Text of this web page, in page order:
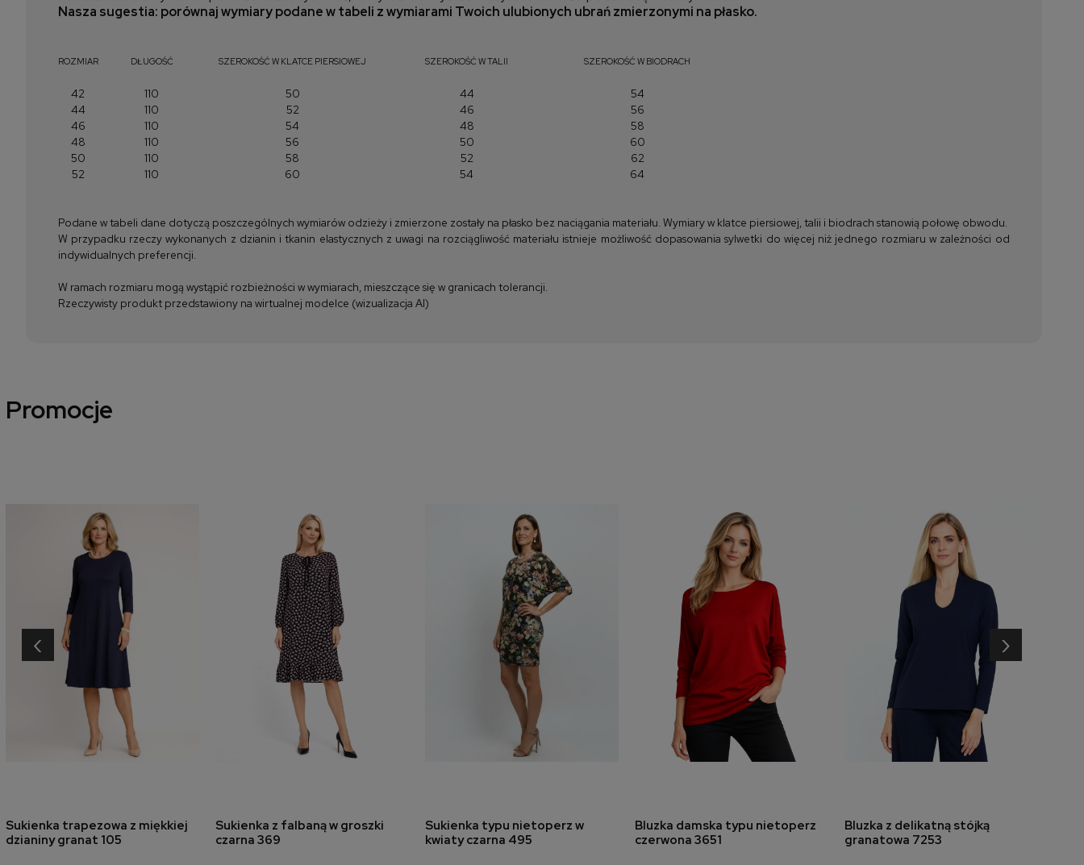
Nasza sugestia: porównaj wymiary podane w tabeli z wymiarami Twoich ulubionych ubrań zmierzonymi na płasko.
ROZMIAR DŁUGOŚĆ SZEROKOŚĆ W KLATCE PIERSIOWEJ SZEROKOŚĆ W TALII SZEROKOŚĆ W BIODRACH
42 110 50 44
54
44
110 52 46
56
46
110 54 48
58
48
110 56 50
60
50
110 58 52
62
52
110 60 54 64
Podane w tabeli dane dotyczą poszczególnych wymiarów odzieży i zmierzone zostały na płasko bez naciągania materiału. Wymiary w klatce piersiowej, talii i biodrach stanowią połowę obwodu.
W przypadku rzeczy wykonanych z dzianin i tkanin elastycznych z uwagi na rozciągliwość materiału istnieje możliwość dopasowania sylwetki do więcej niż jednego rozmiaru w zależności od
indywidualnych preferencji.
W ramach rozmiaru mogą wystąpić rozbieżności w wymiarach, mieszczące się w granicach tolerancji.
Rzeczywisty produkt przedstawiony na wirtualnej modelce (wizualizacja AI)
Promocje
dodaj do koszyka
Sukienka trapezowa z miękkiej
dzianiny granat 105
dodaj do koszyka
Sukienka z falbaną w groszki
czarna 369
dodaj do koszyka
Sukienka typu nietoperz w
kwiaty czarna 495
dodaj do koszyka
Bluzka damska typu nietoperz
czerwona 3651
dodaj do koszyka
Bluzka z delikatną stójką
granatowa 7253
‹ ›